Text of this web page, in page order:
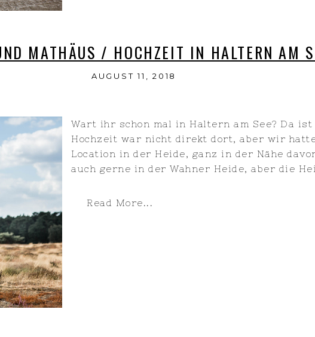
MATHÄUS / HOCHZEIT IN HALTERN AM
AUGUST 11, 2018
Wart ihr schon mal in Haltern am See? Da ist
Hochzeit war nicht direkt dort, aber wir
Location in der Heide, ganz in der Nähe
auch gerne in der Wahner Heide, aber die
Read More...